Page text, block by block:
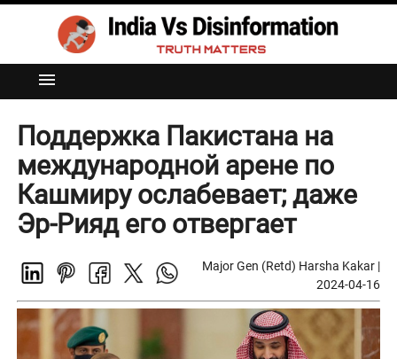
menu
Поддержка Пакистана на
международной арене по
Кашмиру ослабевает; даже
Эр-Рияд его отвергает
Major Gen (Retd) Harsha Kakar|
2024-04-16